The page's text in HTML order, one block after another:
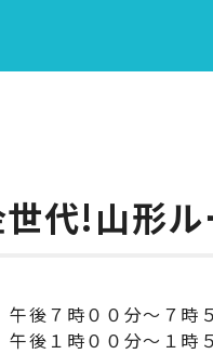
代!山形
後７時００分～７時
後１時００分～１時